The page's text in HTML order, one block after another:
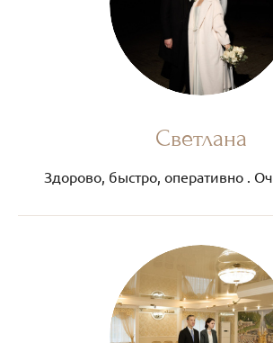
Светлана
Здорово, быстро, оперативно .